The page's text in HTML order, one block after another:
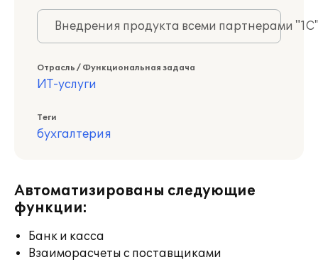
Внедрения продукта всеми партнерами
Отрасль / Функциональная задача
ИТ-услуги
Теги
бухгалтерия
Автоматизированы следующие
функции:
Банк и касса
Взаиморасчеты с поставщиками